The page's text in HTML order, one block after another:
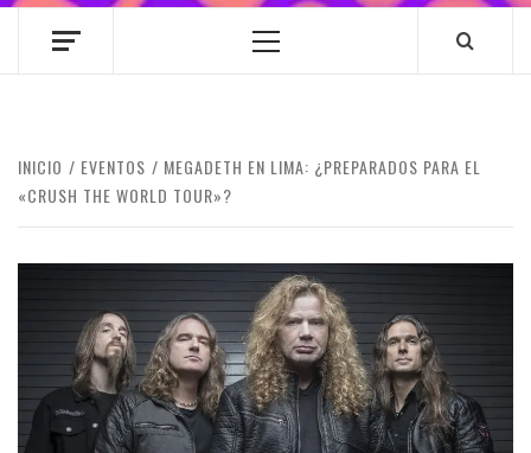
Menú
INICIO EVENTOS
MEGADETH EN LIMA: ¿PREPARADOS PARA EL
«CRUSH THE WORLD TOUR»?